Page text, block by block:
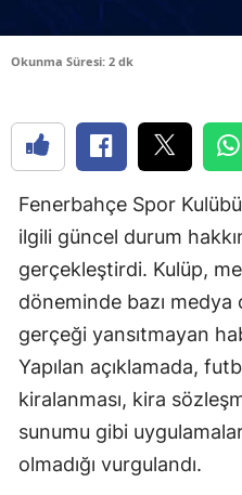
Okunma Süresi: 2 dk
Fenerbahçe Spor
ilgili güncel durum
gerçekleştirdi. Kulüp,
döneminde bazı medya
gerçeği yansıtmayan
Yapılan açıklamada,
kiralanması, kira
sunumu gibi
olmadığı vurgulandı.